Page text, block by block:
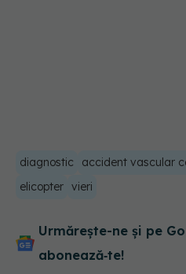
diagnostic accident vascular
elicopter vieri
Urmărește-ne și pe
abonează‑te!